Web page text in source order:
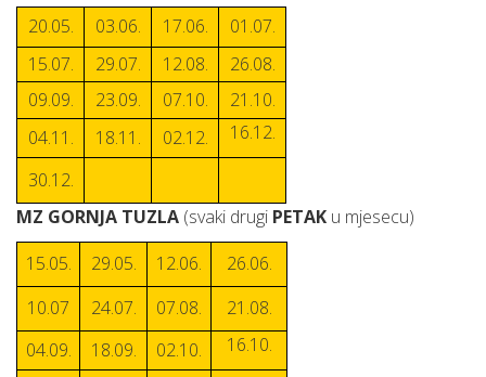
20.05.
03.06. 17.06.
01.07.
15.07.
29.07. 12.08.
26.08.
09.09.
23.09. 07.10.
21.10.
04.11.
18.11. 02.12.
16.12.
30.12.
MZ GORNJA TUZLA (svaki drugi PETAK u mjesecu)
15.05.
29.05. 12.06.
26.06.
10.07
24.07. 07.08.
21.08.
04.09.
18.09. 02.10.
16.10.